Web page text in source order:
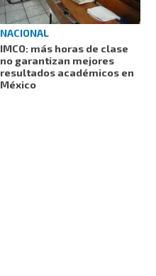
NACIONAL
IMCO: más horas de clase
no garantizan mejores
resultados académicos en
México